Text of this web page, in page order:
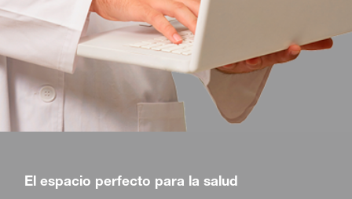
El espacio perfecto para la salud